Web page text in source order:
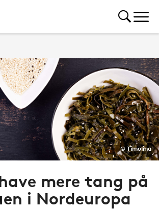
© Timolina
mere tang på
i Nordeuropa